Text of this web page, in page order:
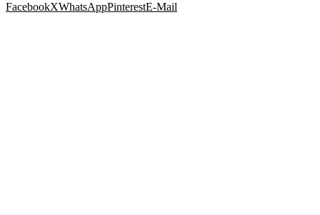
FacebookXWhatsAppPinterestE-Mail